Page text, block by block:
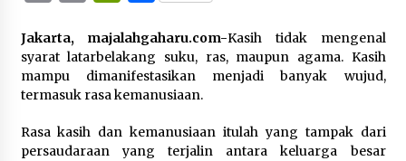
Jakarta, majalahgaharu.com-Kasih tidak mengenal
syarat latarbelakang suku, ras, maupun agama. Kasih
mampu dimanifestasikan menjadi banyak wujud,
termasuk rasa kemanusiaan.
Rasa kasih dan kemanusiaan itulah yang tampak dari
persaudaraan yang terjalin antara keluarga besar